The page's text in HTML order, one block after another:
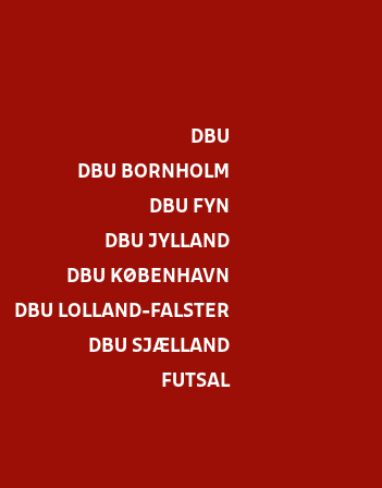
DBU
DBU BORNHOLM
DBU FYN
DBU JYLLAND
DBU KØBENHAVN
DBU LOLLAND-FALSTER
DBU SJÆLLAND
FUTSAL